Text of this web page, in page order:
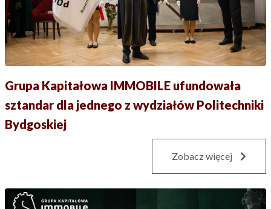
Grupa Kapitałowa IMMOBILE ufundowała
sztandar dla jednego z wydziałów Politechniki
Bydgoskiej
Zobacz więcej